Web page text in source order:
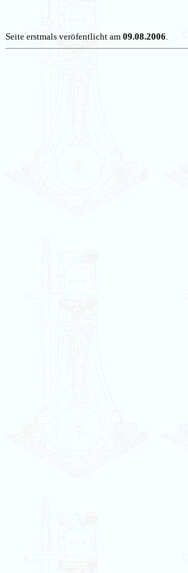
Seite erstmals veröfentlicht am 09.08.2006.